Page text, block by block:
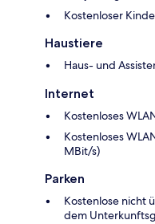
Kostenloser
Haustiere
Haus- und
Internet
Kostenloses
Kostenloses
MBit/s)
Parken
Kostenlose nicht
dem